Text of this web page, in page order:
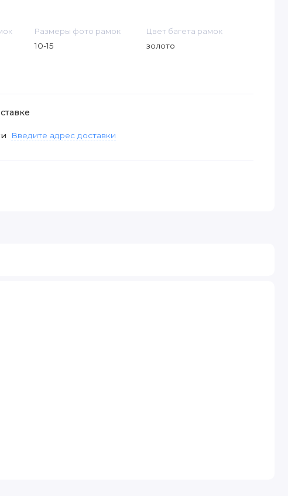
Размеры фото рамок
10-15
Цвет багета рамок
золото
Введите адрес доставки